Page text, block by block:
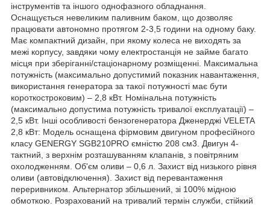
інструментів та іншого однофазного обладнання.
Оснащується невеликим паливним баком, що дозволяє
працювати автономно протягом 2-3,5 години на одному баку.
Має компактний дизайн, при якому колеса не виходять за
межі корпусу, завдяки чому електростанція не займе багато
місця при зберіганні/стаціонарному розміщенні. Максимальна
потужність (максимально допустимий показник навантаження,
використання генератора за такої потужності має бути
короткостроковим) – 2,8 кВт. Номінальна потужність
(максимально допустима потужність тривалої експлуатації) –
2,5 кВт. Інші особливості бензогенератора Дженерджі VELETA
2,8 кВт: Модель оснащена фірмовим двигуном професійного
класу GENERGY SGB210PRO ємністю 208 см3. Двигун 4-
тактний, з верхнім розташуванням клапанів, з повітряним
охолодженням. Об'єм оливи – 0,6 л. Захист від низького рівня
оливи (автовідключення). Захист від перевантаження
переривником. Альтернатор збільшений, зі 100% мідною
обмоткою. Розрахований на тривалий термін служби, стійкий